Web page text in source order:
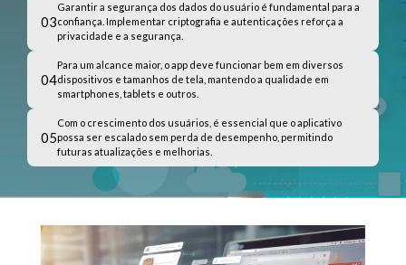
03
Garantir a segurança dos dados do usuário é fundamental para a
confiança. Implementar criptografia e autenticações reforça a
privacidade e a segurança.
04
Para um alcance maior, o app deve funcionar bem em diversos
dispositivos e tamanhos de tela, mantendo a qualidade em
smartphones, tablets e outros.
05
Com o crescimento dos usuários, é essencial que o aplicativo
possa ser escalado sem perda de desempenho, permitindo
futuras atualizações e melhorias.